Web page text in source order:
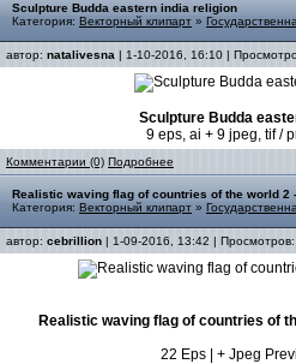
Sculpture Budda eastern india religion
Категория: Векторный клипарт »
автор: natalivesna | 1-10-2016, 16:10 |
Sculpture Budda
9 eps, ai + 9 jpeg, tif /
Комментарии (0) Подробнее
Realistic waving flag of countries of the world 2
Категория: Векторный клипарт »
автор: cebrillion | 1-09-2016, 13:42 |
Realistic waving flag of countries of
22 Eps | + Jpeg